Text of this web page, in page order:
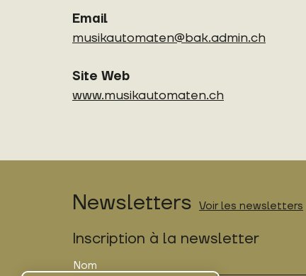
Email
musikautomaten@bak.admin.ch
Site Web
www.musikautomaten.ch
Newsletters Voir les newsletters
Inscription à la newsletter